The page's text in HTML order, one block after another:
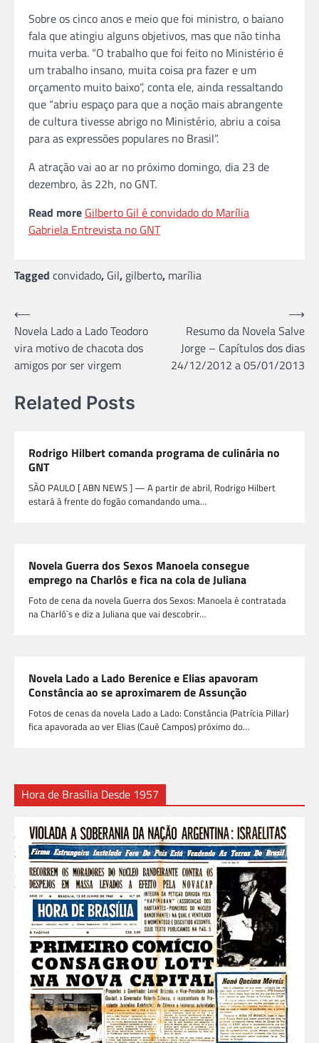
Sobre os cinco anos e meio que foi ministro, o baiano
fala que atingiu alguns objetivos, mas que não tinha
muita verba. “O trabalho que foi feito no Ministério é
um trabalho insano, muita coisa pra fazer e um
orçamento muito baixo”, conta ele, ainda ressaltando
que “abriu espaço para que a noção mais abrangente
de cultura tivesse abrigo no Ministério, abriu a coisa
para as expressões populares no Brasil”.
A atração vai ao ar no próximo domingo, dia 23 de
dezembro, às 22h, no GNT.
Read more Gilberto Gil é convidado do Marília
Gabriela Entrevista no GNT
Tagged convidado, Gil, gilberto, marília
Navegação
de
Post
⟵
Novela Lado a Lado Teodoro
vira motivo de chacota dos
amigos por ser virgem
Resumo da Novela Salve
Jorge – Capítulos dos dias
24/12/2012 a 05/01/2013
⟶
Related Posts
Rodrigo Hilbert comanda programa de culinária no
GNT
SÃO PAULO [ ABN NEWS ] — A partir de abril, Rodrigo Hilbert
estará à frente do fogão comandando uma…
Novela Guerra dos Sexos Manoela consegue
emprego na Charlôs e fica na cola de Juliana
Foto de cena da novela Guerra dos Sexos: Manoela é contratada
na Charlô`s e diz a Juliana que vai descobrir…
Novela Lado a Lado Berenice e Elias apavoram
Constância ao se aproximarem de Assunção
Fotos de cenas da novela Lado a Lado: Constância (Patrícia Pillar)
fica apavorada ao ver Elias (Cauê Campos) próximo do…
Hora de Brasília Desde 1957